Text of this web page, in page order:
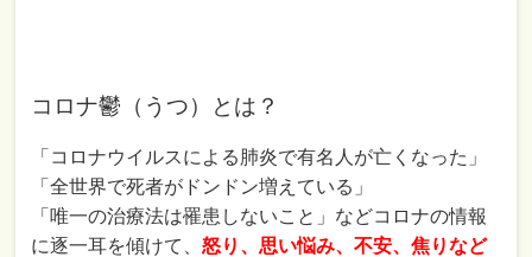
コロナ鬱（うつ）とは？
「コロナウイルスによる肺炎で有名人が亡くなった」
「全世界で死者がドンドン増えている」
「唯一の治療法は罹患しないこと」などコロナの情報
に逐一耳を傾けて、怒り、思い悩み、不安、焦りなど